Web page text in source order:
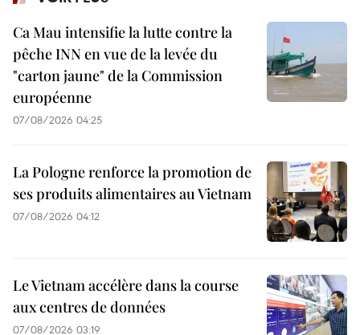
Ca Mau intensifie la lutte contre la
pêche INN en vue de la levée du
"carton jaune" de la Commission
européenne
07/08/2026 04:25
La Pologne renforce la promotion de
ses produits alimentaires au Vietnam
07/08/2026 04:12
Le Vietnam accélère dans la course
aux centres de données
07/08/2026 03:19